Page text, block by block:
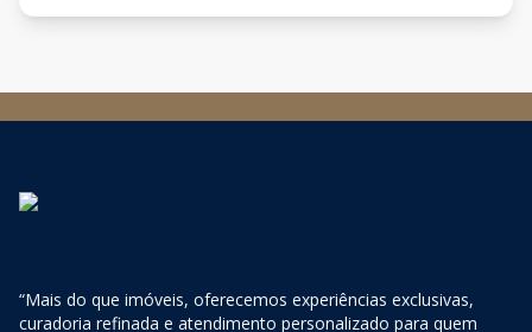
“Mais do que imóveis, oferecemos experiências exclusivas,
curadoria refinada e atendimento personalizado para quem